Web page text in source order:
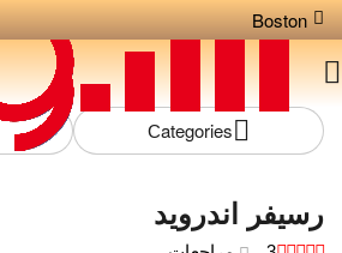
Boston
Сategories
رسيفر اندرويد